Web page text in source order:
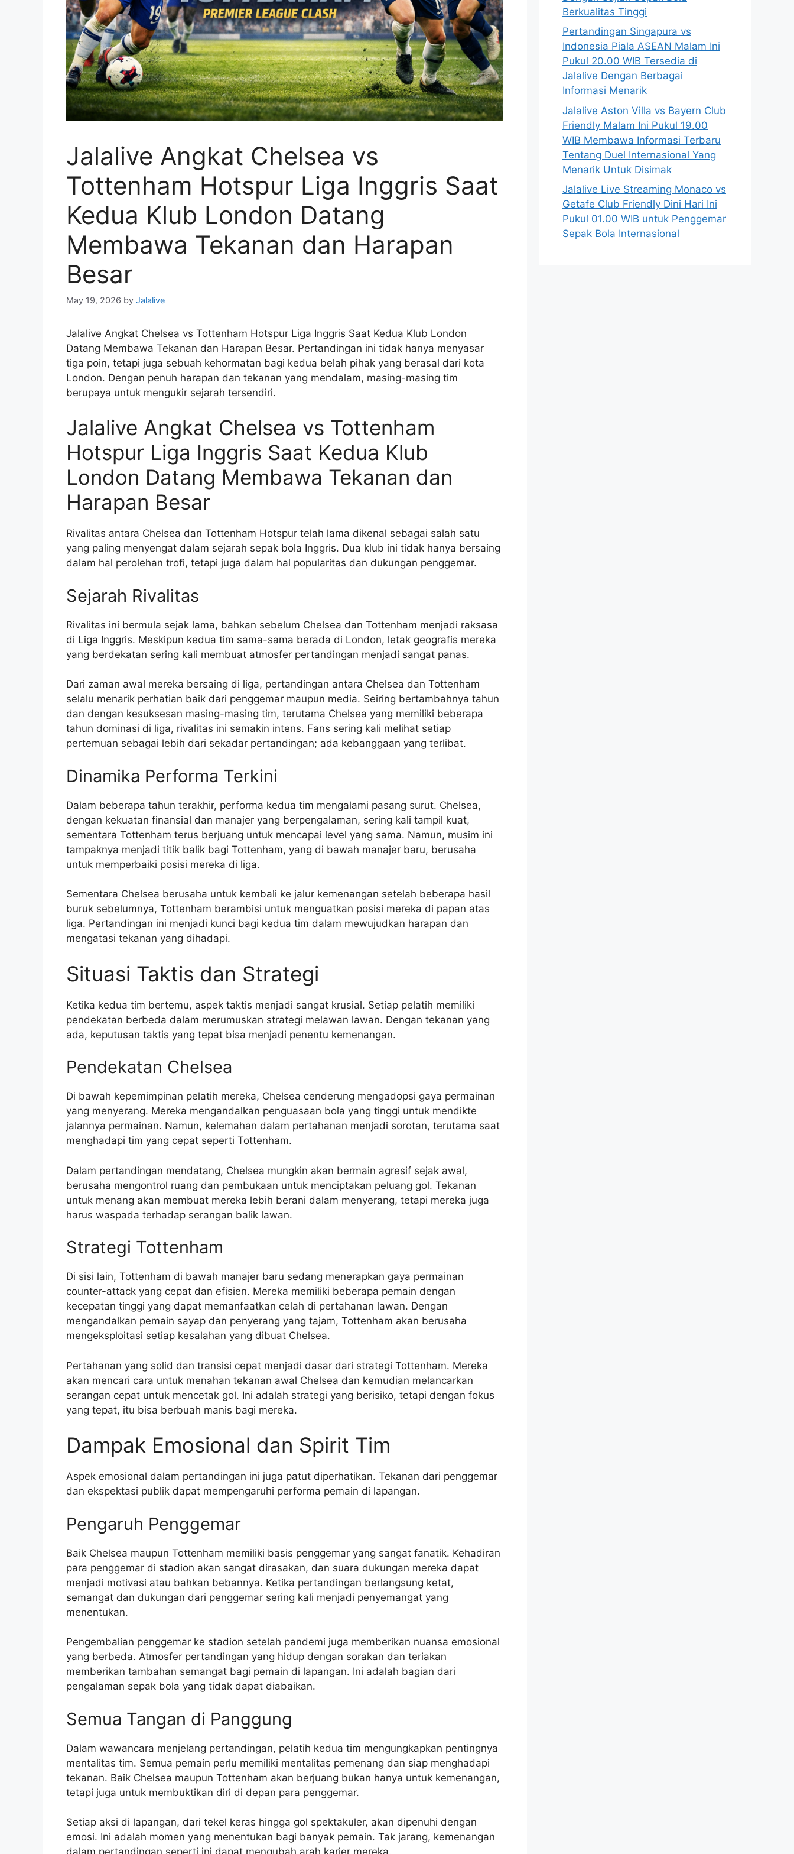
Jalalive Angkat Chelsea vs
Tottenham Hotspur Liga Inggris Saat
Kedua Klub London Datang
Membawa Tekanan dan Harapan
Besar
May 19, 2026 by Jalalive
Jalalive Angkat Chelsea vs Tottenham Hotspur Liga Inggris Saat Kedua Klub London
Datang Membawa Tekanan dan Harapan Besar. Pertandingan ini tidak hanya menyasar
tiga poin, tetapi juga sebuah kehormatan bagi kedua belah pihak yang berasal dari kota
London. Dengan penuh harapan dan tekanan yang mendalam, masing-masing tim
berupaya untuk mengukir sejarah tersendiri.
Jalalive Angkat Chelsea vs Tottenham
Hotspur Liga Inggris Saat Kedua Klub
London Datang Membawa Tekanan dan
Harapan Besar
Rivalitas antara Chelsea dan Tottenham Hotspur telah lama dikenal sebagai salah satu
yang paling menyengat dalam sejarah sepak bola Inggris. Dua klub ini tidak hanya bersaing
dalam hal perolehan trofi, tetapi juga dalam hal popularitas dan dukungan penggemar.
Sejarah Rivalitas
Rivalitas ini bermula sejak lama, bahkan sebelum Chelsea dan Tottenham menjadi raksasa
di Liga Inggris. Meskipun kedua tim sama-sama berada di London, letak geografis mereka
yang berdekatan sering kali membuat atmosfer pertandingan menjadi sangat panas.
Dari zaman awal mereka bersaing di liga, pertandingan antara Chelsea dan Tottenham
selalu menarik perhatian baik dari penggemar maupun media. Seiring bertambahnya tahun
dan dengan kesuksesan masing-masing tim, terutama Chelsea yang memiliki beberapa
tahun dominasi di liga, rivalitas ini semakin intens. Fans sering kali melihat setiap
pertemuan sebagai lebih dari sekadar pertandingan; ada kebanggaan yang terlibat.
Dinamika Performa Terkini
Dalam beberapa tahun terakhir, performa kedua tim mengalami pasang surut. Chelsea,
dengan kekuatan finansial dan manajer yang berpengalaman, sering kali tampil kuat,
sementara Tottenham terus berjuang untuk mencapai level yang sama. Namun, musim ini
tampaknya menjadi titik balik bagi Tottenham, yang di bawah manajer baru, berusaha
untuk memperbaiki posisi mereka di liga.
Sementara Chelsea berusaha untuk kembali ke jalur kemenangan setelah beberapa hasil
buruk sebelumnya, Tottenham berambisi untuk menguatkan posisi mereka di papan atas
liga. Pertandingan ini menjadi kunci bagi kedua tim dalam mewujudkan harapan dan
mengatasi tekanan yang dihadapi.
Situasi Taktis dan Strategi
Ketika kedua tim bertemu, aspek taktis menjadi sangat krusial. Setiap pelatih memiliki
pendekatan berbeda dalam merumuskan strategi melawan lawan. Dengan tekanan yang
ada, keputusan taktis yang tepat bisa menjadi penentu kemenangan.
Pendekatan Chelsea
Di bawah kepemimpinan pelatih mereka, Chelsea cenderung mengadopsi gaya permainan
yang menyerang. Mereka mengandalkan penguasaan bola yang tinggi untuk mendikte
jalannya permainan. Namun, kelemahan dalam pertahanan menjadi sorotan, terutama saat
menghadapi tim yang cepat seperti Tottenham.
Dalam pertandingan mendatang, Chelsea mungkin akan bermain agresif sejak awal,
berusaha mengontrol ruang dan pembukaan untuk menciptakan peluang gol. Tekanan
untuk menang akan membuat mereka lebih berani dalam menyerang, tetapi mereka juga
harus waspada terhadap serangan balik lawan.
Strategi Tottenham
Di sisi lain, Tottenham di bawah manajer baru sedang menerapkan gaya permainan
counter-attack yang cepat dan efisien. Mereka memiliki beberapa pemain dengan
kecepatan tinggi yang dapat memanfaatkan celah di pertahanan lawan. Dengan
mengandalkan pemain sayap dan penyerang yang tajam, Tottenham akan berusaha
mengeksploitasi setiap kesalahan yang dibuat Chelsea.
Pertahanan yang solid dan transisi cepat menjadi dasar dari strategi Tottenham. Mereka
akan mencari cara untuk menahan tekanan awal Chelsea dan kemudian melancarkan
serangan cepat untuk mencetak gol. Ini adalah strategi yang berisiko, tetapi dengan fokus
yang tepat, itu bisa berbuah manis bagi mereka.
Dampak Emosional dan Spirit Tim
Aspek emosional dalam pertandingan ini juga patut diperhatikan. Tekanan dari penggemar
dan ekspektasi publik dapat mempengaruhi performa pemain di lapangan.
Pengaruh Penggemar
Baik Chelsea maupun Tottenham memiliki basis penggemar yang sangat fanatik. Kehadiran
para penggemar di stadion akan sangat dirasakan, dan suara dukungan mereka dapat
menjadi motivasi atau bahkan bebannya. Ketika pertandingan berlangsung ketat,
semangat dan dukungan dari penggemar sering kali menjadi penyemangat yang
menentukan.
Pengembalian penggemar ke stadion setelah pandemi juga memberikan nuansa emosional
yang berbeda. Atmosfer pertandingan yang hidup dengan sorakan dan teriakan
memberikan tambahan semangat bagi pemain di lapangan. Ini adalah bagian dari
pengalaman sepak bola yang tidak dapat diabaikan.
Semua Tangan di Panggung
Dalam wawancara menjelang pertandingan, pelatih kedua tim mengungkapkan pentingnya
mentalitas tim. Semua pemain perlu memiliki mentalitas pemenang dan siap menghadapi
tekanan. Baik Chelsea maupun Tottenham akan berjuang bukan hanya untuk kemenangan,
tetapi juga untuk membuktikan diri di depan para penggemar.
Setiap aksi di lapangan, dari tekel keras hingga gol spektakuler, akan dipenuhi dengan
emosi. Ini adalah momen yang menentukan bagi banyak pemain. Tak jarang, kemenangan
Berkualitas Tinggi
Pertandingan Singapura vs
Indonesia Piala ASEAN Malam Ini
Pukul 20.00 WIB Tersedia di
Jalalive Dengan Berbagai
Informasi Menarik
Jalalive Aston Villa vs Bayern Club
Friendly Malam Ini Pukul 19.00
WIB Membawa Informasi Terbaru
Tentang Duel Internasional Yang
Menarik Untuk Disimak
Jalalive Live Streaming Monaco vs
Getafe Club Friendly Dini Hari Ini
Pukul 01.00 WIB untuk Penggemar
Sepak Bola Internasional